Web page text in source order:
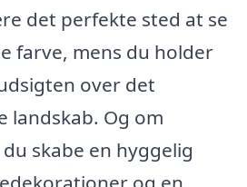
det perfekte sted at se
farve, mens du holder
over det
landskab. Og om
skabe en hyggelig